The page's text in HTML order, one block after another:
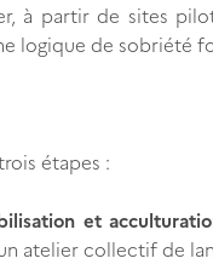
à partir de sites
logique de sobriété
étapes :
et
atelier collectif de